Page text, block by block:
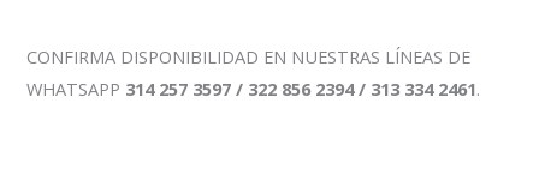
CONFIRMA DISPONIBILIDAD EN NUESTRAS LÍNEAS DE
WHATSAPP 314 257 3597 / 322 856 2394 / 313 334 2461.